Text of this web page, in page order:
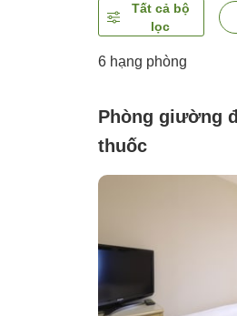
Tất cả bộ
lọc
6 hạng phòng
Phòng giường
thuốc